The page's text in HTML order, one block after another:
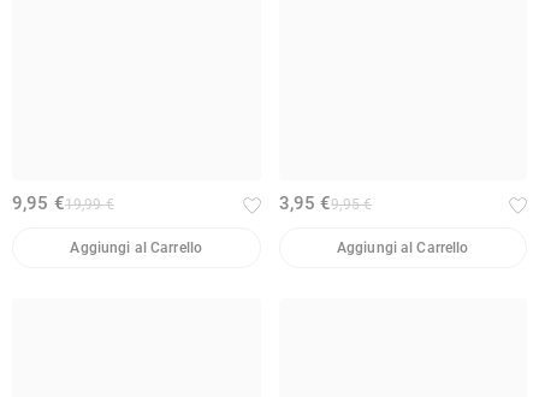
9,95 €19,99 €
Aggiungi al Carrello
3,95 €9,95 €
Aggiungi al Carrello